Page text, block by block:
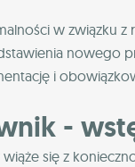
w związku
nowego
i
-
się z